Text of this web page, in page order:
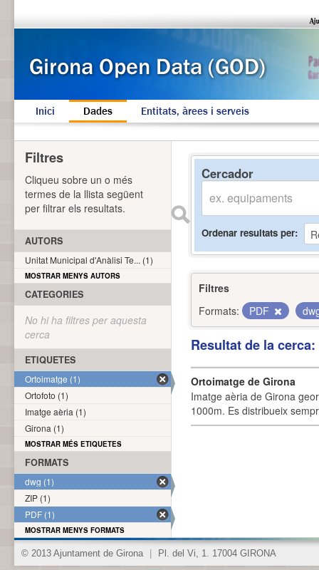
Inici Dades Entitats, àrees i serveis
Cercador
Ordenar resultats per
Filtres
Formats:
PDF
Resultat de la
Ortoimatge de Girona
Imatge aèria de Girona
1000m. Es distribueix
Filtres
Cliqueu sobre un o més
termes de la llista següent
per filtrar els resultats.
AUTORS
Unitat Municipal d'Anàlisi Te... (1)
MOSTRAR MENYS AUTORS
CATEGORIES
No hi ha filtres per aquesta
cerca
ETIQUETES
Ortoimatge (1)
Ortofoto (1)
Imatge aèria (1)
Girona (1)
MOSTRAR MÉS ETIQUETES
FORMATS
dwg (1)
ZIP (1)
PDF (1)
MOSTRAR MENYS FORMATS
© 2013 Ajuntament de Girona Pl. del Vi, 1. 17004 GIRONA